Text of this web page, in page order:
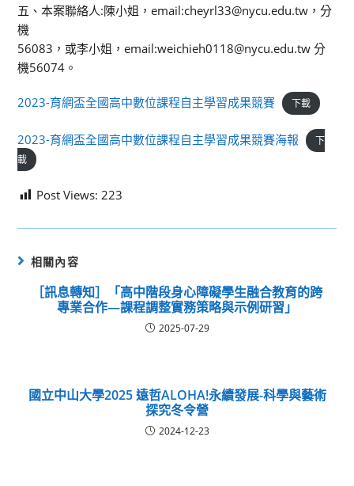
五、本案聯絡人:陳小姐，email:cheyrl33@nycu.edu.tw，分
機
56083，或李小姐，email:weichieh0118@nycu.edu.tw 分
機56074。
2023-育網盃全國高中數位課程自主學習成果競賽 下載
2023-育網盃全國高中數位課程自主學習成果競賽海報
下
載
Post Views: 223
相關內容
［訊息轉知］「高中階段身心障礙學生融合教育的跨
專業合作—課程調整實務策略與示例研習」
2025-07-29
國立中山大學2025 遠哲ALOHA!永續發展-科學與藝術
探究冬令營
2024-12-23